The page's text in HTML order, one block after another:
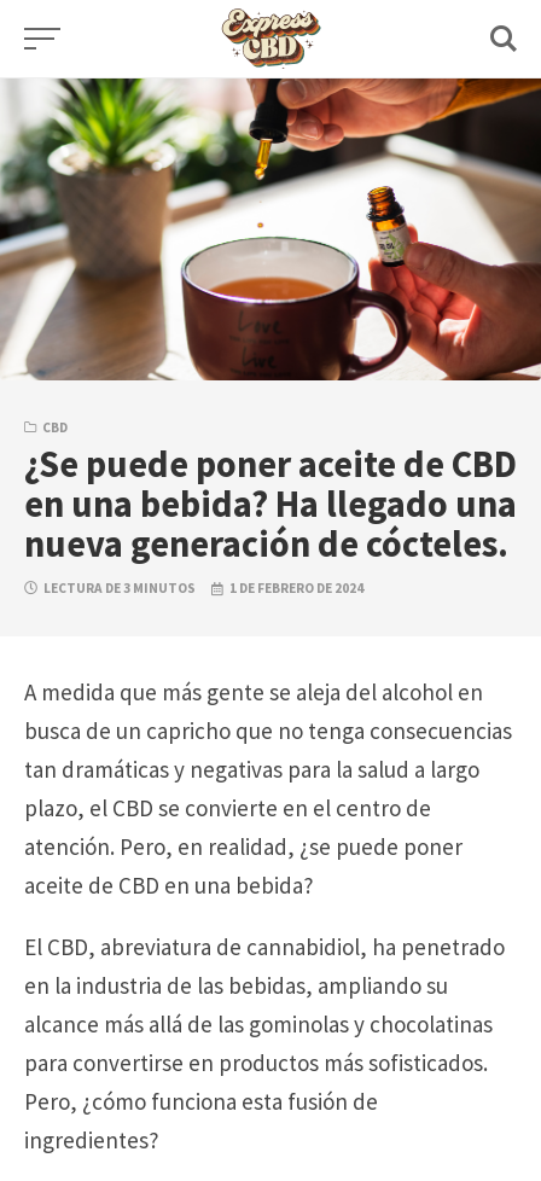
Skip
content
CBD
¿Se puede poner aceite de CBD
en una bebida? Ha llegado una
nueva generación de cócteles.
LECTURA DE 3 MINUTOS 1 DE FEBRERO DE 2024
A medida que más gente se aleja del alcohol en
busca de un capricho que no tenga consecuencias
tan dramáticas y negativas para la salud a largo
plazo, el CBD se convierte en el centro de
atención. Pero, en realidad, ¿se puede poner
aceite de CBD en una bebida?
El CBD, abreviatura de cannabidiol, ha penetrado
en la industria de las bebidas, ampliando su
alcance más allá de las gominolas y chocolatinas
para convertirse en productos más sofisticados.
Pero, ¿cómo funciona esta fusión de
ingredientes?